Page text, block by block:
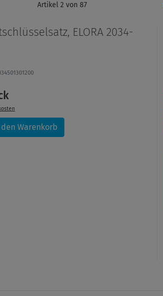
Artikel 2 von 87
ELORA 2034-
Warenkorb